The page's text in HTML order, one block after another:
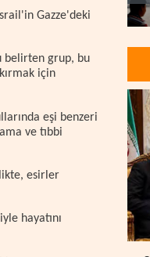
Gazze'deki
belirten grup, bu
için
eşi benzeri
ve tıbbi
esirler
hayatını